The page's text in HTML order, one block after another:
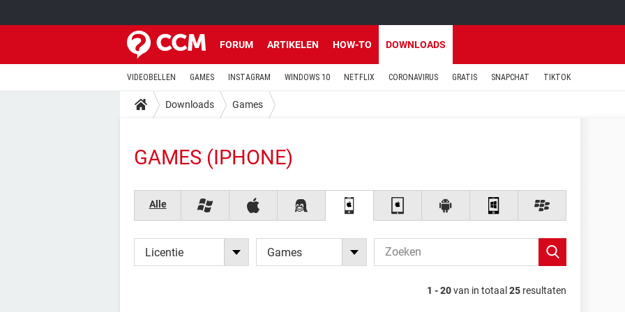
FORUM ARTIKELEN HOW-TO DOWNLOADS
VIDEOBELLEN GAMES INSTAGRAM WINDOWS 10 NETFLIX CORONAVIRUS GRATIS SNAPCHAT TIKTOK
Downloads Games
GAMES (IPHONE)
Alle
Licentie Games
1 - 20van in totaal25 resultaten